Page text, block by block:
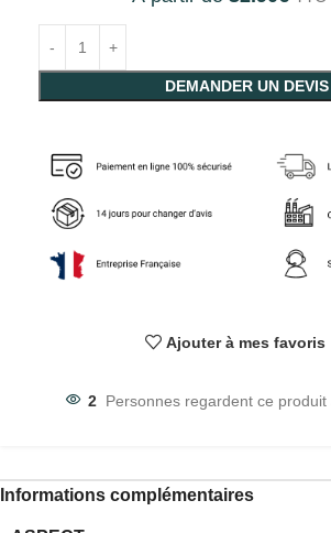
DEMANDER UN DEVIS
Ajouter à mes favoris
2 Personnes regardent ce produit
Informations complémentaires